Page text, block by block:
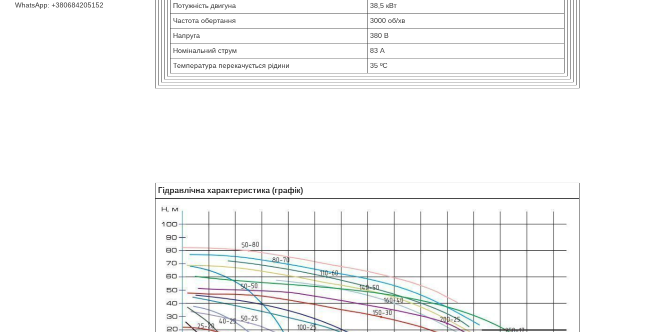
+380684205152
Потужність двигуна
38,5 кВт
Частота обертання
3000 об/хв
Напруга
380 В
Номінальний струм
83 А
Температура перекачується рідини
35 ºС
Гідравлічна характеристика (графік)